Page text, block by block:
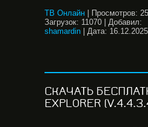
ТВ Онлайн
Просмотров:
Загрузок: 11070
Добавил:
shamardin
Дата: 16.12.2025
СКАЧАТЬ
EXPLORER